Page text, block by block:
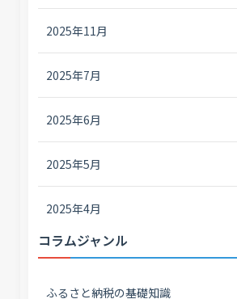
2025年11月
2025年7月
2025年6月
2025年5月
2025年4月
コラムジャンル
ふるさと納税の基礎知識